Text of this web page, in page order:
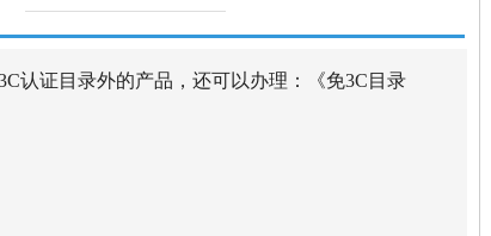
认证目录外的产品，还可以办理：《免3C目录